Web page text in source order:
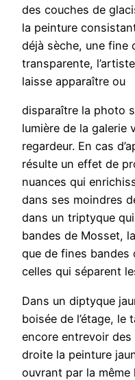
des couches de
la peinture
déjà sèche, une fine
transparente,
laisse apparaître ou
disparaître la photo
lumière de la galerie
regardeur. En cas
résulte un effet de
nuances qui
dans ses moindres
dans un triptyque
bandes de Mosset,
que de fines bandes
celles qui séparent
Dans un diptyque
boisée de l’étage, le
encore entrevoir
droite la peinture
ouvrant par la même